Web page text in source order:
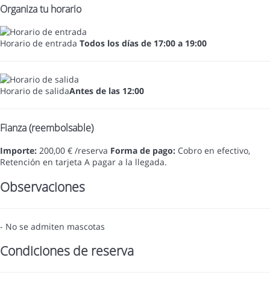
Organiza tu horario
Horario de entrada Todos los días de 17:00 a 19:00
Horario de salidaAntes de las 12:00
Fianza (reembolsable)
Importe: 200,00 € /reserva Forma de pago: Cobro en efectivo,
Retención en tarjeta A pagar a la llegada.
Observaciones
- No se admiten mascotas
Condiciones de reserva